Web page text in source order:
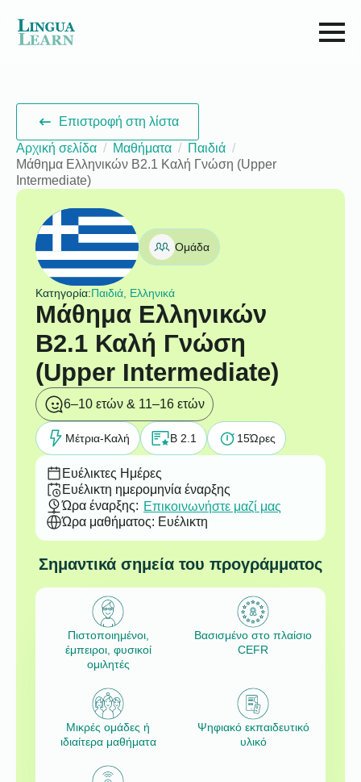
Επιστροφή στη λίστα
Αρχική σελίδα
Μαθήματα
Παιδιά
Μάθημα Ελληνικών B2.1 Καλή Γνώση (Upper
Intermediate)
Ομάδα
Κατηγορία:Παιδιά, Ελληνικά
Μάθημα Ελληνικών
B2.1 Καλή Γνώση
(Upper Intermediate)
6–10 ετών & 11–16 ετών
Μέτρια-Καλή B 2.1 15Ώρες
Ευέλικτες Ημέρες
Ευέλικτη ημερομηνία έναρξης
Ώρα έναρξης: Επικοινωνήστε μαζί μας
Ώρα μαθήματος: Ευέλικτη
Σημαντικά σημεία του προγράμματος
Πιστοποιημένοι,
έμπειροι, φυσικοί
ομιλητές
Βασισμένο στο πλαίσιο
CEFR
Μικρές ομάδες ή
ιδιαίτερα μαθήματα
Ψηφιακό εκπαιδευτικό
υλικό